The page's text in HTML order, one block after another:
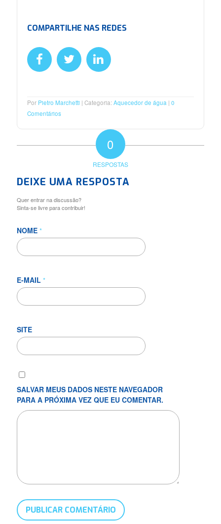
COMPARTILHE NAS REDES
Por Pietro Marchetti Categoria: Aquecedor de água 0
Comentários
0
RESPOSTAS
DEIXE UMA RESPOSTA
Quer entrar na discussão?
Sinta-se livre para contribuir!
NOME *
E-MAIL *
SITE
SALVAR MEUS DADOS NESTE NAVEGADOR
PARA A PRÓXIMA VEZ QUE EU COMENTAR.